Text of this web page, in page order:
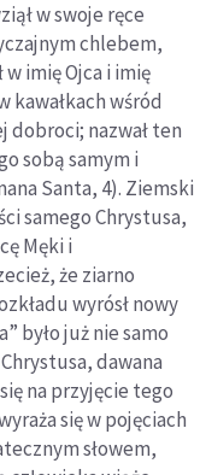
w swoje ręce
chlebem,
w imię Ojca i imię
kawałkach wśród
dobroci; nazwał ten
sobą samym i
Santa, 4). Ziemski
samego Chrystusa,
Męki i
że ziarno
wyrósł nowy
było już nie samo
dawana
na przyjęcie tego
się w pojęciach
słowem,